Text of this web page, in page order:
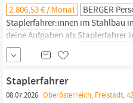
2.806,53 € / Monat BERGER
Staplerfahrer:innen im Stahlbau
deine Aufgaben als
Paletten und Bauteilen an die
Produktionssteuerung durch
zeitgerechte Bearbeitung der...
Staplerfahrer
08.07.2026 Oberösterreich, Freistadt,